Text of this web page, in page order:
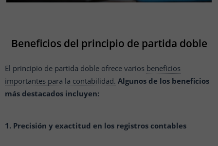
Beneficios del principio de partida doble
El principio de partida doble ofrece varios beneficios
importantes para la contabilidad. Algunos de los beneficios
más destacados incluyen:
1. Precisión y exactitud en los registros contables